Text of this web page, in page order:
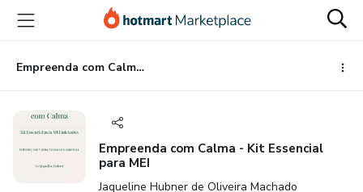
para
conteúdo
principal
para
pagamento
para
rodapé
Empreenda com Calma - Kit Essencial para MEI
Empreenda com Calma - Kit Essencial
para MEI
Jaqueline Hubner de Oliveira Machado